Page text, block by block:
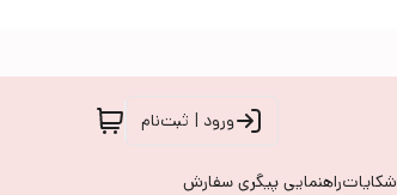
ورود | ثبت‌نام
شکایاتراهنمایی پیگری سفارش